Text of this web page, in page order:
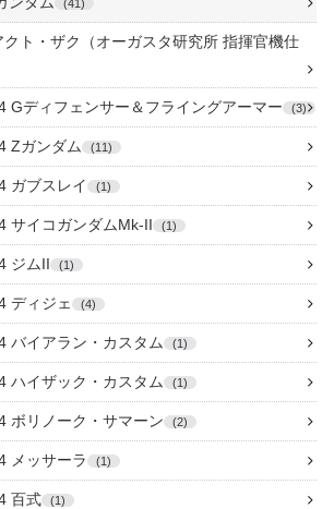
41
ト・ザク（オーガスタ研究所 指揮官機仕
Gディフェンサー＆フライングアーマー 3
Zガンダム 11
ガブスレイ 1
サイコガンダムMk-II 1
ジムII 1
ディジェ 4
バイアラン・カスタム 1
ハイザック・カスタム 1
ボリノーク・サマーン 2
メッサーラ 1
百式 1